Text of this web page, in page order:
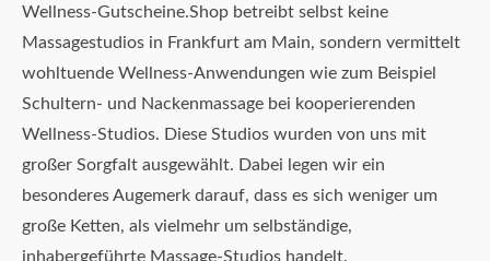
Wellness-Gutscheine.Shop betreibt selbst keine
Massagestudios in Frankfurt am Main, sondern vermittelt
wohltuende Wellness-Anwendungen wie zum Beispiel
Schultern- und Nackenmassage bei kooperierenden
Wellness-Studios. Diese Studios wurden von uns mit
großer Sorgfalt ausgewählt. Dabei legen wir ein
besonderes Augemerk darauf, dass es sich weniger um
große Ketten, als vielmehr um selbständige,
inhabergeführte Massage-Studios handelt.